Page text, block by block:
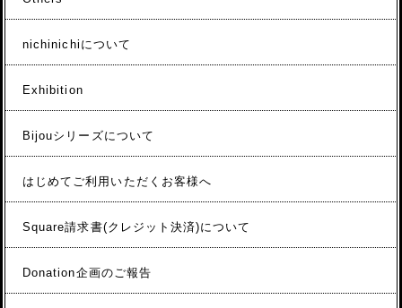
nichinichiについて
Exhibition
Bijouシリーズについて
はじめてご利用いただくお客様へ
Square請求書(クレジット決済)について
Donation企画のご報告